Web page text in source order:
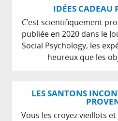
IDÉES CADEAU
C’est scientifiquement
publiée en 2020 dans le
Social Psychology, les
heureux que les
LES SANTONS
Vous les croyez vieillots